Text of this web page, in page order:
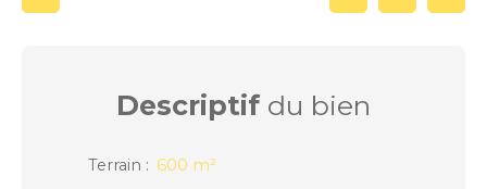
Descriptifdu bien
Terrain : 600 m²